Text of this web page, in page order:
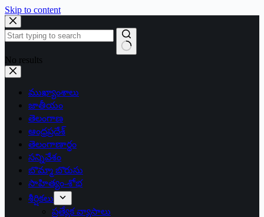
Skip to content
No results
ముఖ్యాంశాలు
జాతీయం
తెలంగాణ
ఆంధ్రప్రదేశ్
తెలంగాణార్థం
సన్నివేశం
బొమ్మా బొరుసు
సాహిత్యం-శోభ
శీర్షికలు
ప్రత్యేక వ్యాసాలు